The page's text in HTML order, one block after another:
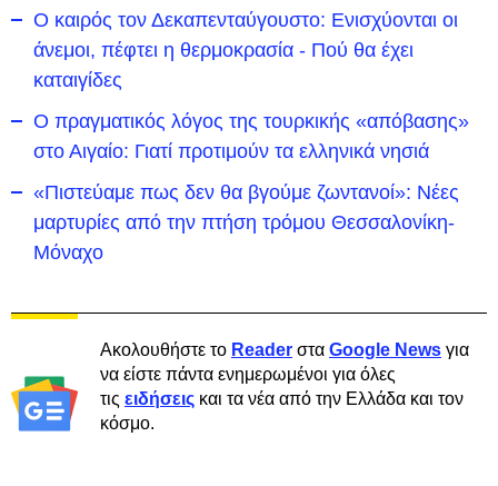
Ο καιρός τον Δεκαπενταύγουστο: Ενισχύονται οι
άνεμοι, πέφτει η θερμοκρασία - Πού θα έχει
καταιγίδες
Ο πραγματικός λόγος της τουρκικής «απόβασης»
στο Αιγαίο: Γιατί προτιμούν τα ελληνικά νησιά
«Πιστεύαμε πως δεν θα βγούμε ζωντανοί»: Νέες
μαρτυρίες από την πτήση τρόμου Θεσσαλονίκη-
Μόναχο
Ακολουθήστε το Reader στα Google News για
να είστε πάντα ενημερωμένοι για όλες
τις ειδήσεις και τα νέα από την Ελλάδα και τον
κόσμο.